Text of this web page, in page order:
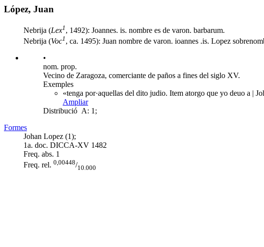
López, Juan
Nebrija (Lex1 , 1492): Joannes. is. nombre es de varon. barbarum.
Nebrija (Voc1 , ca. 1495): Juan nombre de varon. ioannes .is. Lopez
•
nom. prop.
Vecino de Zaragoza, comerciante de paños a fines del siglo XV.
Exemples
«tenga por·aquellas del dito judio. Item atorgo que yo deuo a |
Ampliar
Distribució A: 1;
Formes
Johan Lopez (1);
1a. doc. DICCA-XV 1482
Freq. abs. 1
Freq. rel. 0,00448/10.000